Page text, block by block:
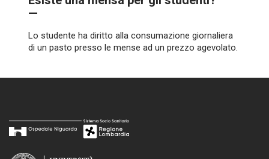
—
Lo studente ha diritto alla consumazione giornaliera
di un pasto presso le mense ad un prezzo agevolato.